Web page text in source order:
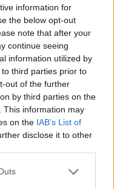
information for
the below opt-out
note that after your
continue seeing
information utilized by
third parties prior to
out of the further
by third parties on the
This information may
on the IAB’s List of
disclose it to other
olcsó
a hazai
mint 77%-kal
érdeklődések száma